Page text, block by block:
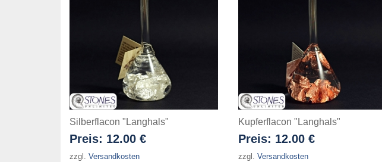
Silberflacon "Langhals"
Preis: 12.00 €
zzgl. Versandkosten
Kupferflacon "Langhals"
Preis: 12.00 €
zzgl. Versandkosten